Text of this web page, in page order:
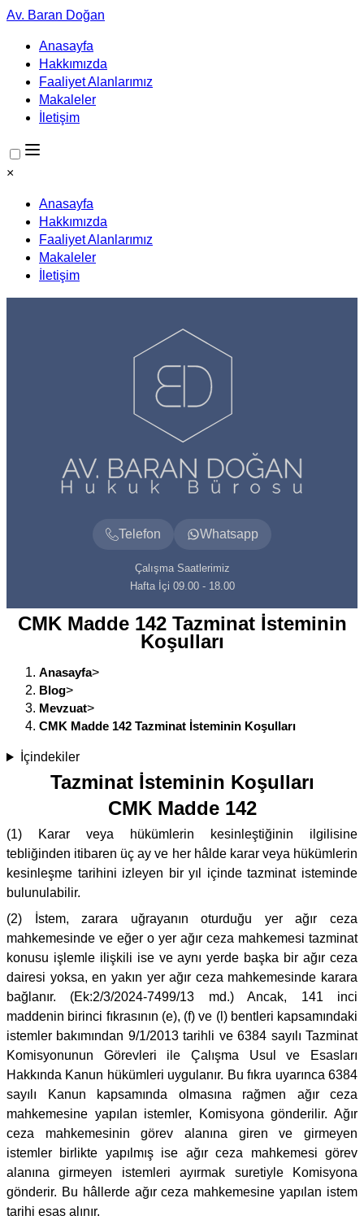
Av. Baran Doğan
Anasayfa
Hakkımızda
Faaliyet Alanlarımız
Makaleler
İletişim
×
Anasayfa
Hakkımızda
Faaliyet Alanlarımız
Makaleler
İletişim
Telefon Whatsapp
Çalışma Saatlerimiz
Hafta İçi 09.00 - 18.00
CMK Madde 142 Tazminat İsteminin
Koşulları
Anasayfa>
Blog>
Mevzuat>
CMK Madde 142 Tazminat İsteminin Koşulları
İçindekiler
Tazminat İsteminin Koşulları
CMK Madde 142
(1) Karar veya hükümlerin kesinleştiğinin ilgilisine
tebliğinden itibaren üç ay ve her hâlde karar veya hükümlerin
kesinleşme tarihini izleyen bir yıl içinde tazminat isteminde
bulunulabilir.
(2) İstem, zarara uğrayanın oturduğu yer ağır ceza
mahkemesinde ve eğer o yer ağır ceza mahkemesi tazminat
konusu işlemle ilişkili ise ve aynı yerde başka bir ağır ceza
dairesi yoksa, en yakın yer ağır ceza mahkemesinde karara
bağlanır. (Ek:2/3/2024-7499/13 md.) Ancak, 141 inci
maddenin birinci fıkrasının (e), (f) ve (l) bentleri kapsamındaki
istemler bakımından 9/1/2013 tarihli ve 6384 sayılı Tazminat
Komisyonunun Görevleri ile Çalışma Usul ve Esasları
Hakkında Kanun hükümleri uygulanır. Bu fıkra uyarınca 6384
sayılı Kanun kapsamında olmasına rağmen ağır ceza
mahkemesine yapılan istemler, Komisyona gönderilir. Ağır
ceza mahkemesinin görev alanına giren ve girmeyen
istemler birlikte yapılmış ise ağır ceza mahkemesi görev
alanına girmeyen istemleri ayırmak suretiyle Komisyona
gönderir. Bu hâllerde ağır ceza mahkemesine yapılan istem
tarihi esas alınır.